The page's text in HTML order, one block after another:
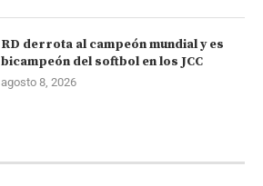
RD derrota al campeón mundial y es
bicampeón del softbol en los JCC
agosto 8, 2026